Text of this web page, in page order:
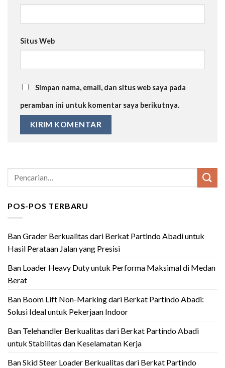
Situs Web
Simpan nama, email, dan situs web saya pada
peramban ini untuk komentar saya berikutnya.
POS-POS TERBARU
Ban Grader Berkualitas dari Berkat Partindo Abadi untuk
Hasil Perataan Jalan yang Presisi
Ban Loader Heavy Duty untuk Performa Maksimal di Medan
Berat
Ban Boom Lift Non-Marking dari Berkat Partindo Abadi:
Solusi Ideal untuk Pekerjaan Indoor
Ban Telehandler Berkualitas dari Berkat Partindo Abadi
untuk Stabilitas dan Keselamatan Kerja
Ban Skid Steer Loader Berkualitas dari Berkat Partindo